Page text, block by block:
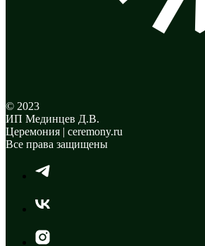
© 2023
ИП Мединцев Д.В.
Церемония | ceremony.ru
Все права защищены